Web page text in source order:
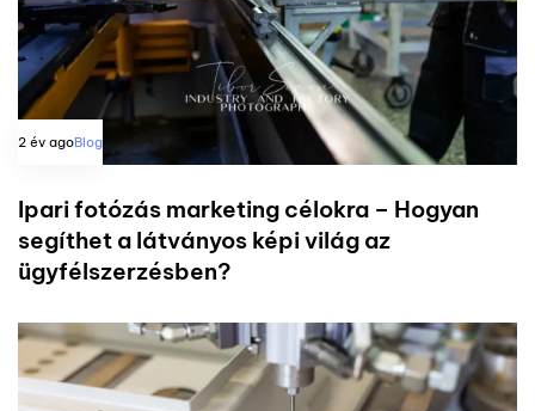
2 év agoBlog
Ipari fotózás marketing célokra – Hogyan
segíthet a látványos képi világ az
ügyfélszerzésben?